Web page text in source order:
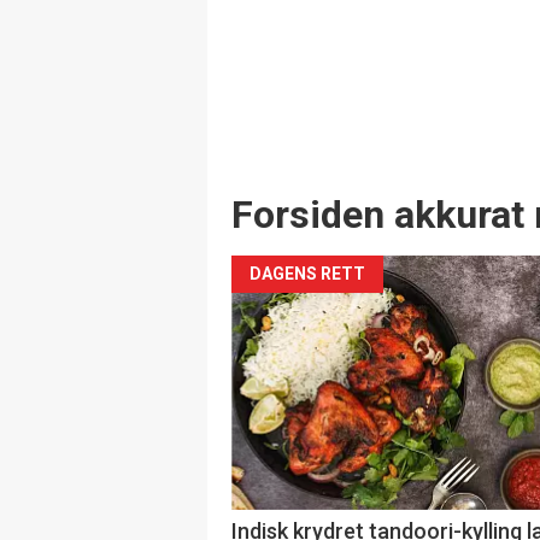
Forsiden akkurat
DAGENS RETT
Indisk krydret tandoori-kylling